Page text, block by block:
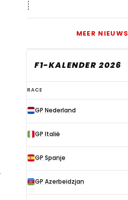
MEER NIEUWS
F1-KALENDER 2026
F1-
kalender
2026
RACE
GP Nederland
GP Italië
GP Spanje
GP Azerbeidzjan